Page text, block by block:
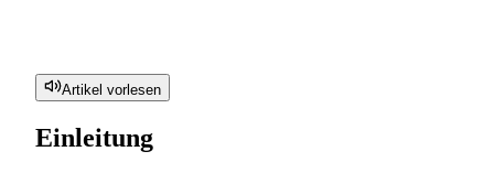
Artikel vorlesen
Einleitung